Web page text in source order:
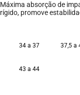
Máxima absorção de
rígido, promove
34 a 37 37,5 a
43 a 44